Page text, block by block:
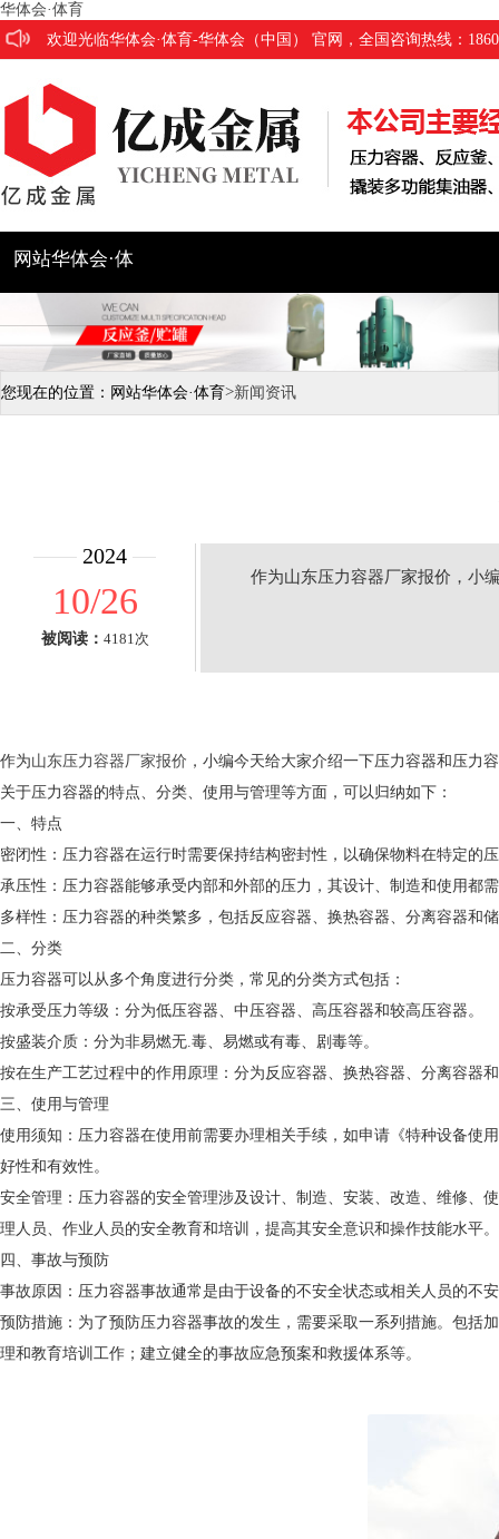
华体会·体育
欢迎光临华体会·体育-华体会（中国） 官网，全国咨询热线：
网站华体会·体
公司简介 产品展示
您现在的位置： 网站华体会·体育>新闻资讯
2024
10/26
被阅读： 4181次
作为山东压力容器厂家报价，小
作为山东压力容器厂家报价 ，小编今天给大家介绍一下压力容器和压力
关于压力容器的特点、分类、使用与管理等方面，可以归纳如下：
一、特点
密闭性：压力容器在运行时需要保持结构密封性，以确保物料在特定的
承压性：压力容器能够承受内部和外部的压力，其设计、制造和使用都
多样性：压力容器的种类繁多，包括反应容器、换热容器、分离容器和
二、分类
压力容器可以从多个角度进行分类，常见的分类方式包括：
按承受压力等级：分为低压容器、中压容器、高压容器和较高压容器。
按盛装介质：分为非易燃无.毒、易燃或有毒、剧毒等。
按在生产工艺过程中的作用原理：分为反应容器、换热容器、分离容器
三、使用与管理
使用须知：压力容器在使用前需要办理相关手续，如申请《特种设备使
好性和有效性。
安全管理：压力容器的安全管理涉及设计、制造、安装、改造、维修、
理人员、作业人员的安全教育和培训，提高其安全意识和操作技能水平。
四、事故与预防
事故原因：压力容器事故通常是由于设备的不安全状态或相关人员的不
预防措施：为了预防压力容器事故的发生，需要采取一系列措施。包括
理和教育培训工作；建立健全的事故应急预案和救援体系等。